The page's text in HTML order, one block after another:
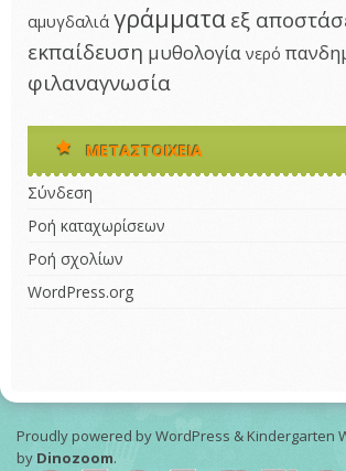
αμυγδαλιά γράμματα εξ
εκπαίδευση μυθολογία νερό
φιλαναγνωσία
ΜΕΤΑΣΤΟΙΧΕΊΑ
Σύνδεση
Ροή καταχωρίσεων
Ροή σχολίων
WordPress.org
Proudly powered by WordPress &Kindergarten
by Dinozoom.